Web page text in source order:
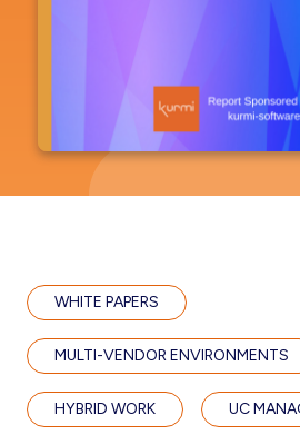
WHITE PAPERS
MULTI-VENDOR ENVIRONMENTS
HYBRID WORK UC